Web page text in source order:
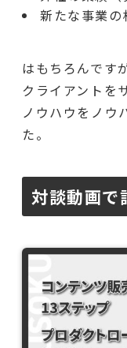
新たな事業の
はもちろんです
クライアントを
ノウハウをノウ
た。
対談動画で